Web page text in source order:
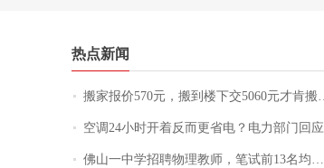
热点新闻
搬家报价570元，搬到楼下交5060元才肯搬上楼！女子傻眼了……
空调24小时开着反而更省电？电力部门回应
佛山一中学招聘物理教师，笔试前13名均遭淘汰？教育局：已叫停招聘，成立调查组全面核查